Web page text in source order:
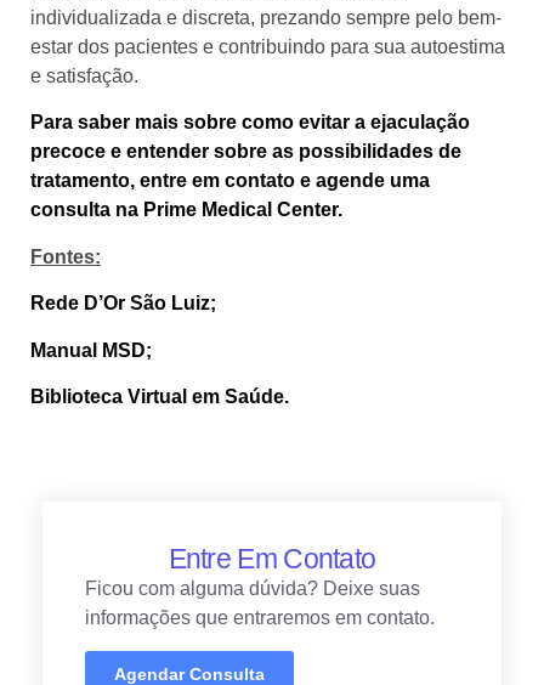
individualizada e discreta, prezando sempre pelo bem-
estar dos pacientes e contribuindo para sua autoestima
e satisfação.
Para saber mais sobre como evitar a ejaculação
precoce e entender sobre as possibilidades de
tratamento, entre em contato e agende uma
consulta na Prime Medical Center.
Fontes:
Rede D’Or São Luiz;
Manual MSD;
Biblioteca Virtual em Saúde.
Entre Em Contato
Ficou com alguma dúvida? Deixe suas
informações que entraremos em contato.
Agendar Consulta